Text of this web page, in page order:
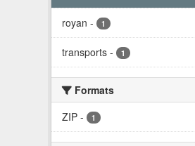
royan - 1
transports - 1
Formats
ZIP - 1